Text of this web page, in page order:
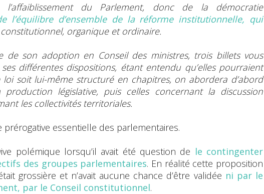
du Parlement, donc de la démocratie
l’équilibre d’ensemble de la réforme institutionnelle, qui
organique et ordinaire.
de son adoption en Conseil des ministres, trois billets vous
différentes dispositions, étant entendu qu’elles pourraient
soit lui-même structuré en chapitres, on abordera d’abord
législative, puis celles concernant la discussion
les collectivités territoriales.
prérogative essentielle des parlementaires.
polémique lorsqu’il avait été question de le contingenter
des groupes parlementaires. En réalité cette proposition
grossière et n’avait aucune chance d’être validée ni par le
par le Conseil constitutionnel.